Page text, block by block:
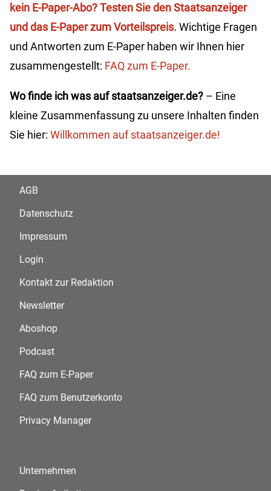
kein E-Paper-Abo? Testen Sie den Staatsanzeiger
und das E-Paper zum Vorteilspreis. Wichtige Fragen
und Antworten zum E-Paper haben wir Ihnen hier
zusammengestellt: FAQ zum E-Paper.
Wo finde ich was auf staatsanzeiger.de? – Eine
kleine Zusammenfassung zu unsere Inhalten finden
Sie hier: Willkommen auf staatsanzeiger.de!
AGB
Datenschutz
Impressum
Login
Kontakt zur Redaktion
Newsletter
Aboshop
Podcast
FAQ zum E-Paper
FAQ zum Benutzerkonto
Privacy Manager
Unternehmen